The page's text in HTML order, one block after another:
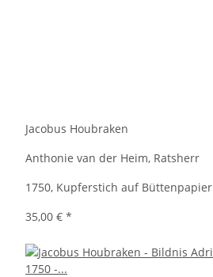
Jacobus Houbraken
Anthonie van der Heim, Ratsherr
1750, Kupferstich auf Büttenpapier
35,00 € *